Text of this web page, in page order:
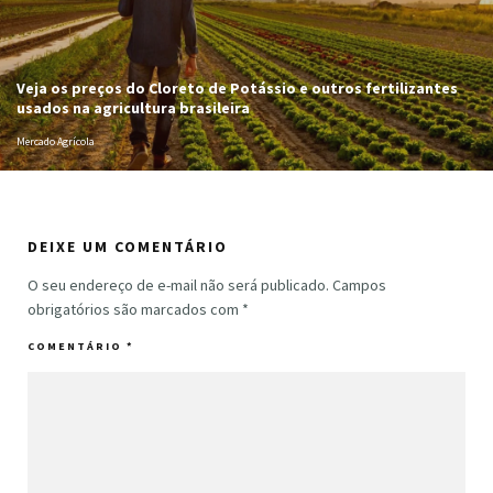
Veja os preços do Cloreto de Potássio e outros fertilizantes
usados na agricultura brasileira
Mercado Agrícola
DEIXE UM COMENTÁRIO
O seu endereço de e-mail não será publicado. Campos
obrigatórios são marcados com *
COMENTÁRIO *